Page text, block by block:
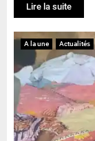
Lire la suite
A la une Actualités